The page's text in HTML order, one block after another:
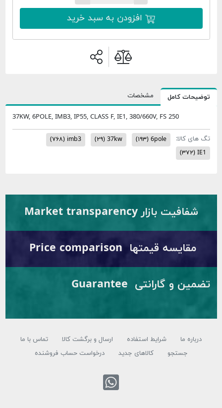
افزودن به سبد خرید
توضیحات کامل مشخصات
37KW, 6POLE, IMB3, IP55, CLASS F, IE1, 380/660V, FS 250
تگ های کالا: 6pole (۱۹۳) 37kw (۲۹) imb3 (۷۶۸)
(۳۷۲)
شفافیت بازار Market transparency
مقایسه قیمتها Price comparison
تضمین و گارانتی Guarantee
درباره ما شرایط استفاده ارسال و برگشت کالا
تماس با ما
جستجو
کالاهای جدید درخواست حساب فروشنده
تماس با واتس